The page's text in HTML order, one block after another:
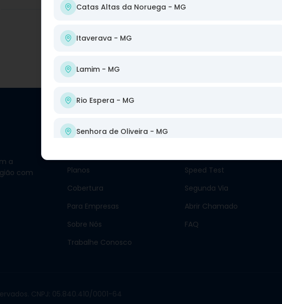
Nossos Planos
a
com
Navegue
Planos
Cobertura
Para Empresas
Sobre Nós
Trabalhe Conosco
Speed Test
Segunda Via
Abrir Chamado
FAQ
CNPJ: 05.840.410/0001-64
Catas Altas da Noruega - MG
Itaverava - MG
Lamim - MG
Rio Espera - MG
Senhora de Oliveira - MG